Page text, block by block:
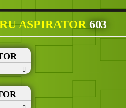
ASPIRATOR 603